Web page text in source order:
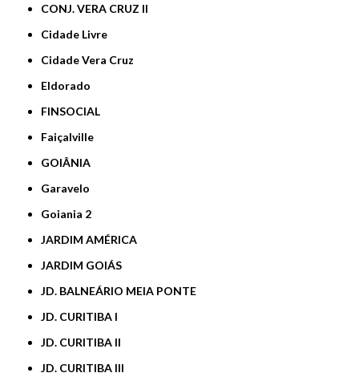
CONJ. VERA CRUZ II
Cidade Livre
Cidade Vera Cruz
Eldorado
FINSOCIAL
Faiçalville
GOIÂNIA
Garavelo
Goiania 2
JARDIM AMÉRICA
JARDIM GOIÁS
JD. BALNEÁRIO MEIA PONTE
JD. CURITIBA I
JD. CURITIBA II
JD. CURITIBA III